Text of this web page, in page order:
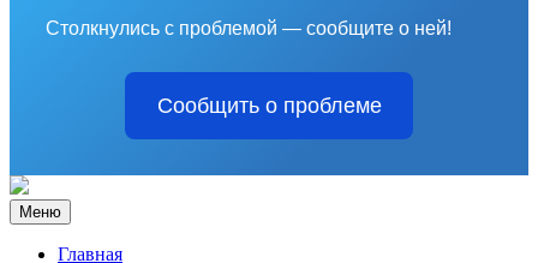
Столкнулись с проблемой — сообщите о ней!
Сообщить о проблеме
Меню
Главная